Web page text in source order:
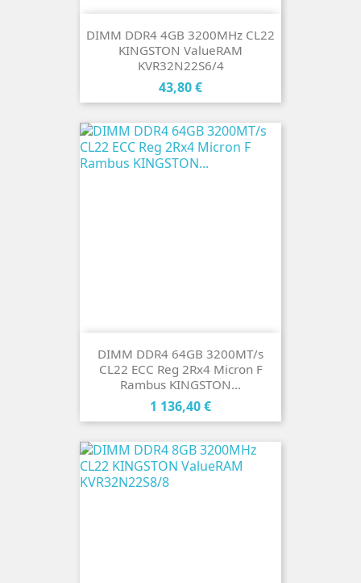
DIMM DDR4 4GB 3200MHz CL22
KINGSTON ValueRAM
KVR32N22S6/4
Cena
43,80 €
DIMM DDR4 64GB 3200MT/s
CL22 ECC Reg 2Rx4 Micron F
Rambus KINGSTON...
Cena
1 136,40 €